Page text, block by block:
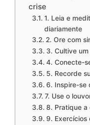
crise
1. Leia e
diariamente
2. Ore com
3. Cultive
4. Conecte-
5. Recorde
6. Inspire-se
7. Use o
8. Pratique a
9. Exercícios